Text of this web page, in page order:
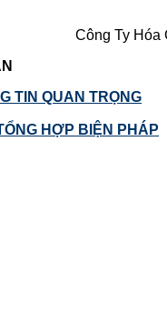
Công Ty Hóa
TIN QUAN TRỌNG
HỢP BIỆN PHÁP